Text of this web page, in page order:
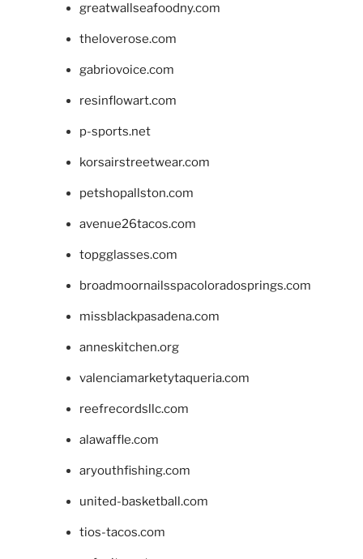
greatwallseafoodny.com
theloverose.com
gabriovoice.com
resinflowart.com
p-sports.net
korsairstreetwear.com
petshopallston.com
avenue26tacos.com
topgglasses.com
broadmoornailsspacoloradosprings.com
missblackpasadena.com
anneskitchen.org
valenciamarketytaqueria.com
reefrecordsllc.com
alawaffle.com
aryouthfishing.com
united-basketball.com
tios-tacos.com